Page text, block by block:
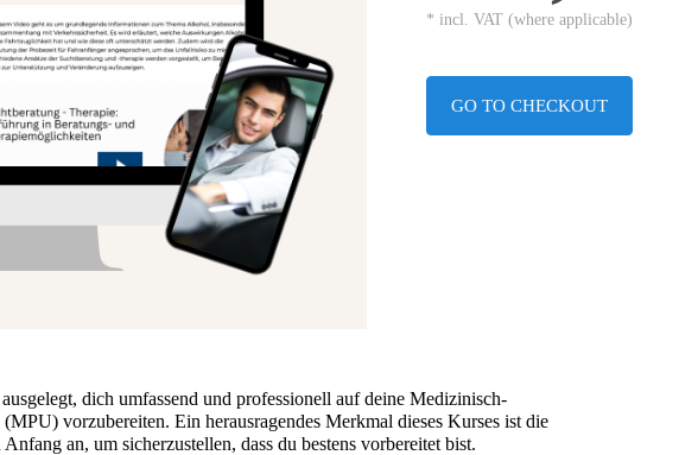
* incl. VAT (where applicable)
GO TO CHECKOUT
dich umfassend und professionell auf deine Medizinisch-
vorzubereiten. Ein herausragendes Merkmal dieses Kurses ist die
an, um sicherzustellen, dass du bestens vorbereitet bist.